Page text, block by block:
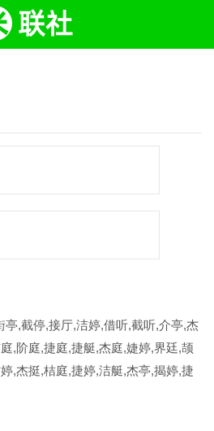
亭,截停,接厅,洁婷,借听,截听,介亭,杰
,阶庭,捷庭,捷艇,杰庭,婕婷,界廷,颉
,杰挺,桔庭,捷婷,洁艇,杰亭,揭婷,捷